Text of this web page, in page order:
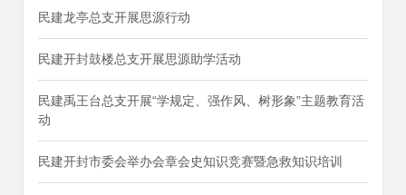
民建龙亭总支开展思源行动
民建开封鼓楼总支开展思源助学活动
民建禹王台总支开展“学规定、强作风、树形象”主题教育活
动
民建开封市委会举办会章会史知识竞赛暨急救知识培训